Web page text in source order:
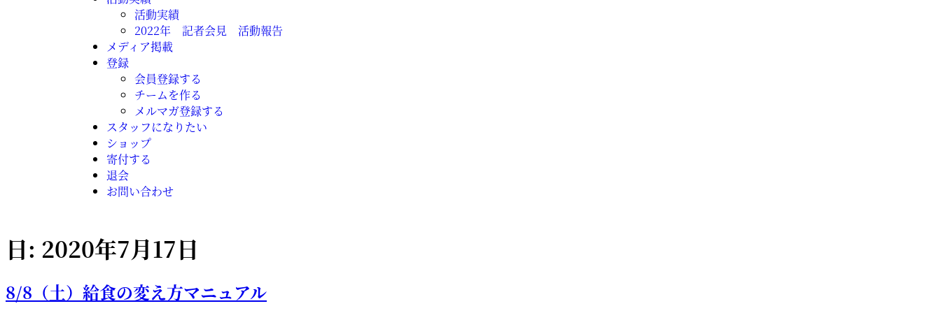
活動実績
2022年 記者会見 活動報告
メディア掲載
登録
会員登録する
チームを作る
メルマガ登録する
スタッフになりたい
ショップ
寄付する
退会
お問い合わせ
日: 2020年7月17日
8/8（土）給食の変え方マニュアル